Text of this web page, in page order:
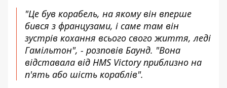
"Це був корабель, на якому він вперше
бився з французами, і саме там він
зустрів кохання всього свого життя, леді
Гамільтон", - розповів Баунд. "Вона
відставала від HMS Victory приблизно на
п'ять або шість кораблів".